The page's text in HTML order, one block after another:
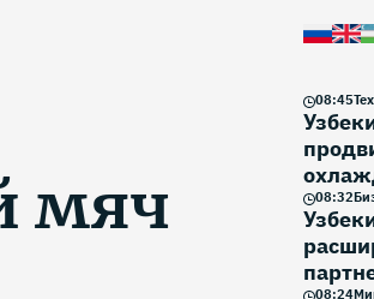
мяч
08:45
08:32
08:24